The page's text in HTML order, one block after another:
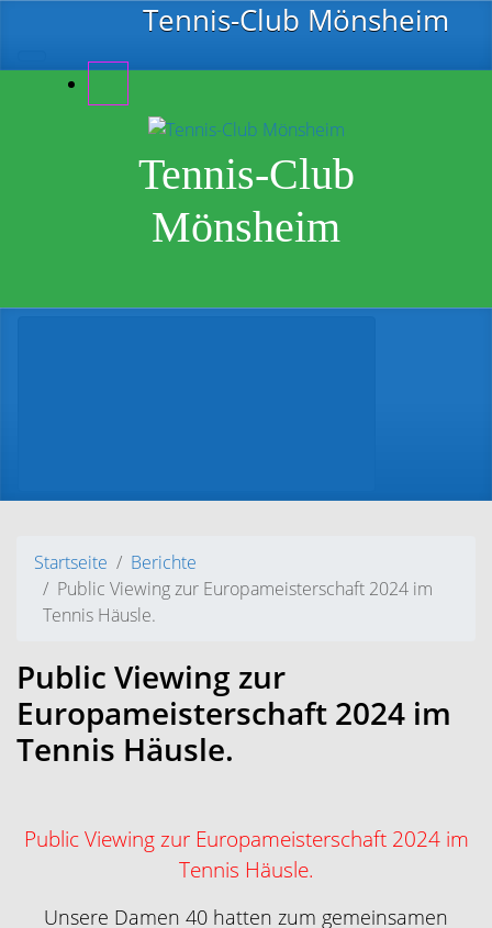
Zum Hauptinhalt springenTennis-Club Mönsheim
Tennis-Club
Mönsheim
Startseite
Berichte
Public Viewing zur Europameisterschaft 2024 im
Tennis Häusle.
Public Viewing zur
Europameisterschaft 2024 im
Tennis Häusle.
Public Viewing zur Europameisterschaft 2024 im
Tennis Häusle.
Unsere Damen 40 hatten zum gemeinsamen